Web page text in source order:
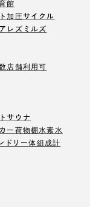
館
加圧サイクル
レズミルズ
店舗利用可
サウナ
ー荷物棚水素水
ドリー体組成計